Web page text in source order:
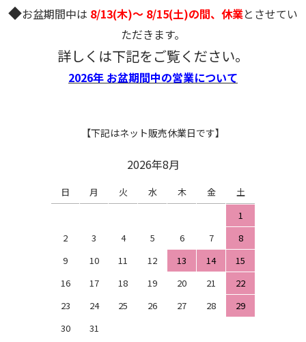
◆お盆期間中は 8/13(木)～ 8/15(土)の間、休業とさせてい
ただきます。
詳しくは下記をご覧ください。
2026年 お盆期間中の営業について
【下記はネット販売休業日です】
2026年8月
日 月 火 水 木 金
土
1
2
3 4 5 6 7
8
9
10 11 12 13 14
15
16
17 18 19 20 21
22
23
24 25 26 27 28
29
30
31